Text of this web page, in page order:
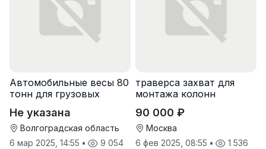
Автомобильные весы 80
тонн для грузовых
Не указана
Волгоградская область
6 мар 2025, 14:55 • 9 054
траверса захват для
монтажа колонн
90 000 ₽
Москва
6 фев 2025, 08:55 • 1 536